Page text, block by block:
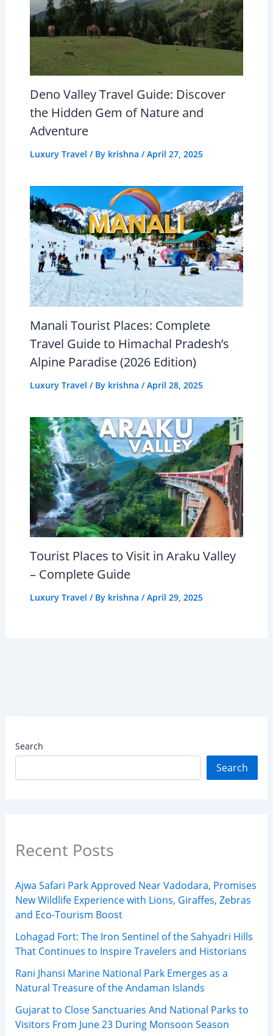
Deno Valley Travel Guide: Discover
the Hidden Gem of Nature and
Adventure
Luxury Travel / By krishna /April 27, 2025
Manali Tourist Places: Complete
Travel Guide to Himachal Pradesh’s
Alpine Paradise (2026 Edition)
Luxury Travel / By krishna /April 28, 2025
Tourist Places to Visit in Araku Valley
– Complete Guide
Luxury Travel / By krishna /April 29, 2025
Search
Search
Recent Posts
Ajwa Safari Park Approved Near Vadodara, Promises
New Wildlife Experience with Lions, Giraffes, Zebras
and Eco-Tourism Boost
Lohagad Fort: The Iron Sentinel of the Sahyadri Hills
That Continues to Inspire Travelers and Historians
Rani Jhansi Marine National Park Emerges as a
Natural Treasure of the Andaman Islands
Gujarat to Close Sanctuaries And National Parks to
Visitors From June 23 During Monsoon Season